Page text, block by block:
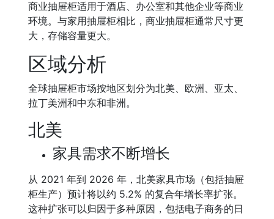
商业抽屉柜适用于酒店、办公室和其他企业等商业
环境。与家用抽屉柜相比，商业抽屉柜通常尺寸更
大，存储容量更大。
区域分析
全球抽屉柜市场按地区划分为北美、欧洲、亚太、
拉丁美洲和中东和非洲。
北美
家具需求不断增长
从 2021 年到 2026 年，北美家具市场（包括抽屉
柜生产）预计将以约 5.2% 的复合年增长率扩张。
这种扩张可以归因于多种原因，包括电子商务的日